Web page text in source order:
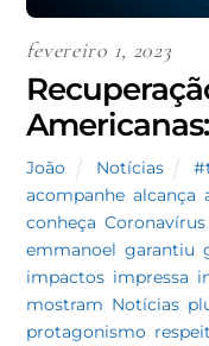
fevereiro 1, 2023
João Notícias
acompanhe ,alcança ,
conheça ,Coronavírus
emmanoel ,garantiu ,
impactos impressa
mostram Notícias
protagonismo